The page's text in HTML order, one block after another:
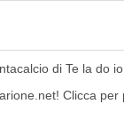
di Te la do
Clicca per